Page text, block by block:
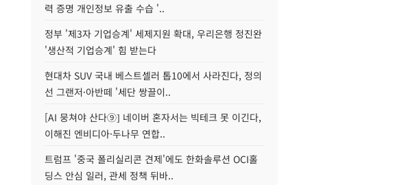
력 증명 개인정보 유출 수습 '..
정부 '제3자 기업승계' 세제지원 확대, 우리은행 정진완
'생산적 기업승계' 힘 받는다
현대차 SUV 국내 베스트셀러 톱10에서 사라진다, 정의
선 그랜저·아반떼 '세단 쌍끌이..
[AI 뭉쳐야 산다⑨] 네이버 혼자서는 빅테크 못 이긴다,
이해진 엔비디아·두나무 연합..
트럼프 '중국 폴리실리콘 견제'에도 한화솔루션 OCI홀
딩스 안심 일러, 관세 정책 뒤바..